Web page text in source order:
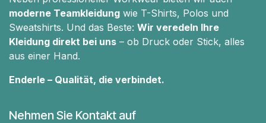
moderne Teamkleidung wie T-Shirts, Polos und
Sweatshirts. Und das Beste: Wir veredeln Ihre
Kleidung direkt bei uns – ob Druck oder Stick, alles
aus einer Hand.
Enderle – Qualität, die verbindet.
Nehmen Sie Kontakt auf